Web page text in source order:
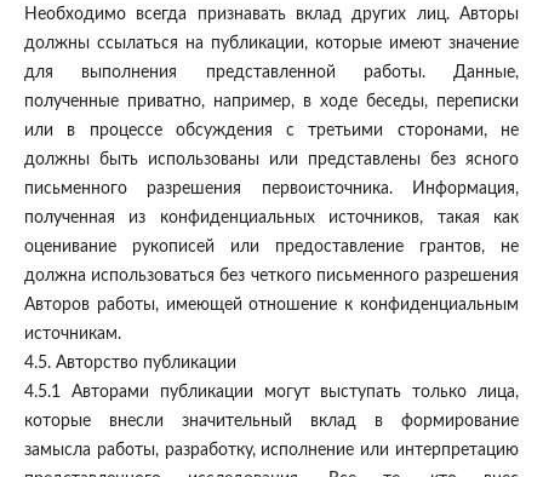
Необходимо всегда признавать вклад других лиц. Авторы
должны ссылаться на публикации, которые имеют значение
для выполнения представленной работы. Данные,
полученные приватно, например, в ходе беседы, переписки
или в процессе обсуждения с третьими сторонами, не
должны быть использованы или представлены без ясного
письменного разрешения первоисточника. Информация,
полученная из конфиденциальных источников, такая как
оценивание рукописей или предоставление грантов, не
должна использоваться без четкого письменного разрешения
Авторов работы, имеющей отношение к конфиденциальным
источникам.
4.5. Авторство публикации
4.5.1 Авторами публикации могут выступать только лица,
которые внесли значительный вклад в формирование
замысла работы, разработку, исполнение или интерпретацию